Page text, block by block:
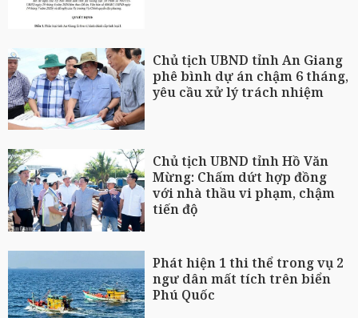
Chủ tịch UBND tỉnh An Giang
phê bình dự án chậm 6 tháng,
yêu cầu xử lý trách nhiệm
Chủ tịch UBND tỉnh Hồ Văn
Mừng: Chấm dứt hợp đồng
với nhà thầu vi phạm, chậm
tiến độ
Phát hiện 1 thi thể trong vụ 2
ngư dân mất tích trên biển
Phú Quốc